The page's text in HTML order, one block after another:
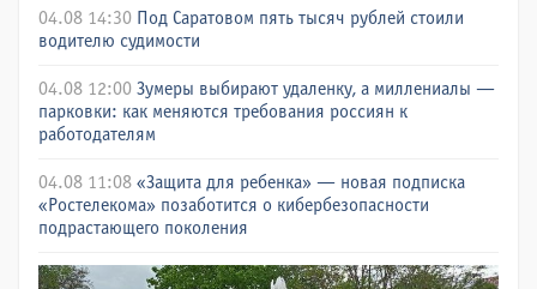
04.08 14:30 Под Саратовом пять тысяч рублей стоили
водителю судимости
04.08 12:00 Зумеры выбирают удаленку, а миллениалы —
парковки: как меняются требования россиян к
работодателям
04.08 11:08 «Защита для ребенка» — новая подписка
«Ростелекома» позаботится о кибербезопасности
подрастающего поколения